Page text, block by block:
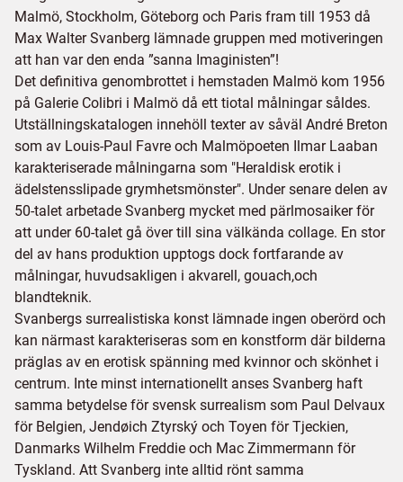
Malmö, Stockholm, Göteborg och Paris fram till 1953 då
Max Walter Svanberg lämnade gruppen med motiveringen
att han var den enda ”sanna Imaginisten”!
Det definitiva genombrottet i hemstaden Malmö kom 1956
på Galerie Colibri i Malmö då ett tiotal målningar såldes.
Utställningskatalogen innehöll texter av såväl André Breton
som av Louis-Paul Favre och Malmöpoeten Ilmar Laaban
karakteriserade målningarna som "Heraldisk erotik i
ädelstensslipade grymhetsmönster". Under senare delen av
50-talet arbetade Svanberg mycket med pärlmosaiker för
att under 60-talet gå över till sina välkända collage. En stor
del av hans produktion upptogs dock fortfarande av
målningar, huvudsakligen i akvarell, gouach,och
blandteknik.
Svanbergs surrealistiska konst lämnade ingen oberörd och
kan närmast karakteriseras som en konstform där bilderna
präglas av en erotisk spänning med kvinnor och skönhet i
centrum. Inte minst internationellt anses Svanberg haft
samma betydelse för svensk surrealism som Paul Delvaux
för Belgien, Jendøich Ztyrský och Toyen för Tjeckien,
Danmarks Wilhelm Freddie och Mac Zimmermann för
Tyskland. Att Svanberg inte alltid rönt samma